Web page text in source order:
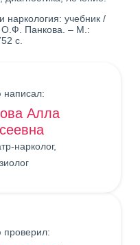
наркология: учебник /
О.Ф. Панкова. – М.:
с.
написал:
Алла
нарколог,
проверил: